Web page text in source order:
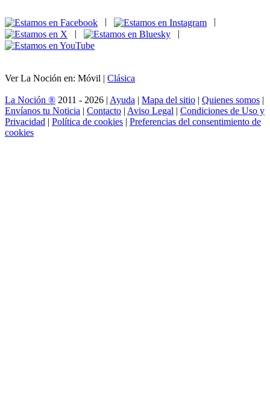
|
|
Ver La Noción en: Móvil | Clásica
La Noción ® 2011 - 2026 | Ayuda | Mapa del sitio | Quienes somos |
Envíanos tu Noticia | Contacto | Aviso Legal | Condiciones de Uso y
Privacidad | Política de cookies | Preferencias del consentimiento de
cookies